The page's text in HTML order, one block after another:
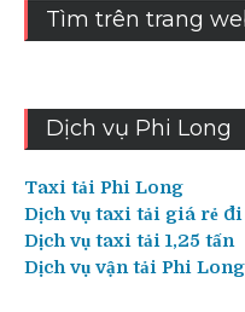
Tìm trên trang
Dịch vụ Phi Long
Taxi tải Phi Long
Dịch vụ taxi tải giá rẻ
Dịch vụ taxi tải 1,25 tấn
Dịch vụ vận tải Phi